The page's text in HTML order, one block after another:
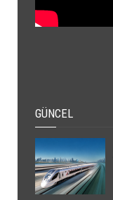
GÜNCEL